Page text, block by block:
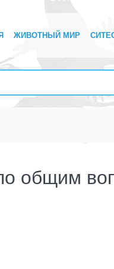
ЖИВОТНЫЙ МИР
общим